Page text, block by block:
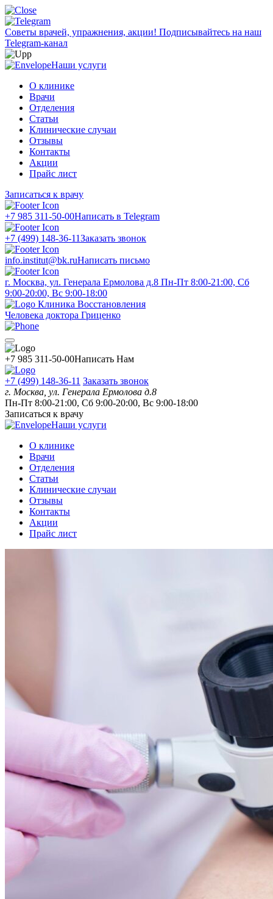
Советы врачей, упражнения, акции! Подписывайтесь на наш
Telegram-канал
Наши услуги
О клинике
Врачи
Отделения
Статьи
Клинические случаи
Отзывы
Контакты
Акции
Прайс лист
Записаться к врачу
+7 985 311-50-00Написать в Telegram
+7 (499) 148-36-11Заказать звонок
info.institut@bk.ruНаписать письмо
г. Москва, ул. Генерала Ермолова д.8 Пн-Пт 8:00-21:00, Сб
9:00-20:00, Вс 9:00-18:00
Клиника Восстановления
Человека доктора Гриценко
+7 985 311-50-00Написать Нам
+7 (499) 148-36-11 Заказать звонок
г. Москва, ул. Генерала Ермолова д.8
Пн-Пт 8:00-21:00, Сб 9:00-20:00, Вс 9:00-18:00
Записаться к врачу
Наши услуги
О клинике
Врачи
Отделения
Статьи
Клинические случаи
Отзывы
Контакты
Акции
Прайс лист